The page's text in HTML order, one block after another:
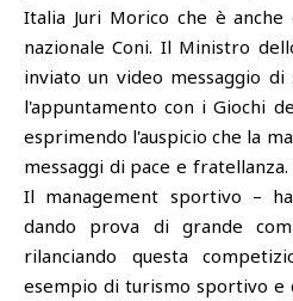
Italia Juri Morico che è
nazionale Coni. Il Ministro
inviato un video messaggio
l'appuntamento con i Giochi
esprimendo l'auspicio che la
messaggi di pace e fratellanza.
Il management sportivo –
dando prova di grande
rilanciando questa
esempio di turismo sportivo e